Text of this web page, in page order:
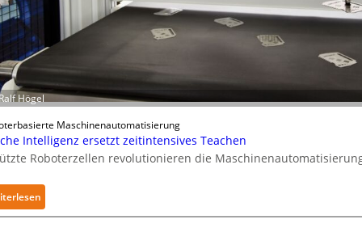
w
r
k
u
n
e
n
o
n
P
Högel
Maschinenautomatisierung
Intelligenz ersetzt zeitintensives Teachen
Roboterzellen revolutionieren die
:
K